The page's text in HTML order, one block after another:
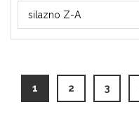
1 (current)
2 3